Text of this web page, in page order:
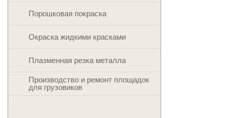
Порошковая покраска
Окраска жидкими красками
Плазменная резка металла
Производство и ремонт площадок
для грузовиков